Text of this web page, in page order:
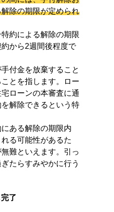
除の期限が定められ
約による解除の期限
から2週間後程度で
付金を放棄すること
とを指します。ロー
ローンの本審査に通
解除できるという特
ある解除の期限内
る可能性があるた
難といえます。引っ
たらすみやかに行う
了